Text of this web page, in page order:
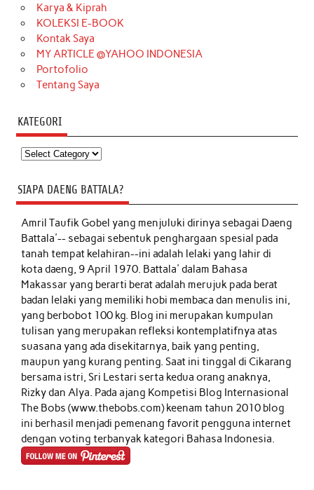
Karya & Kiprah
KOLEKSI E-BOOK
Kontak Saya
MY ARTICLE @YAHOO INDONESIA
Portofolio
Tentang Saya
KATEGORI
Kategori
SIAPA DAENG BATTALA?
Amril Taufik Gobelyang menjuluki dirinya sebagai Daeng
Battala'-- sebagai sebentuk penghargaan spesial pada
tanah tempat kelahiran--ini adalah lelaki yang lahir di
kota daeng, 9 April 1970. Battala' dalam Bahasa
Makassar yang berarti berat adalah merujuk pada berat
badan lelaki yang memiliki hobi membaca dan menulis ini,
yang berbobot 100 kg. Blog ini merupakan kumpulan
tulisan yang merupakan refleksi kontemplatifnya atas
suasana yang ada disekitarnya, baik yang penting,
maupun yang kurang penting. Saat ini tinggal di Cikarang
bersama istri, Sri Lestari serta kedua orang anaknya,
Rizky dan Alya. Pada ajang Kompetisi Blog Internasional
The Bobs (www.thebobs.com) keenam tahun 2010 blog
ini berhasil menjadi pemenang favorit pengguna internet
dengan voting terbanyak kategori Bahasa Indonesia.